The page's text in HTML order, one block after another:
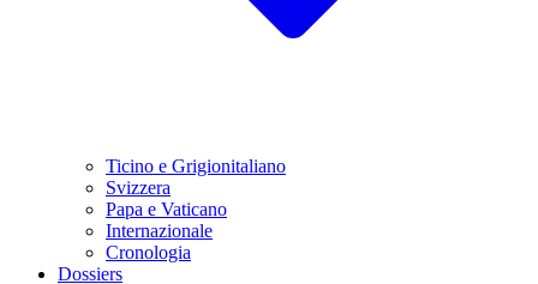
Ticino e Grigionitaliano
Svizzera
Papa e Vaticano
Internazionale
Cronologia
Dossiers